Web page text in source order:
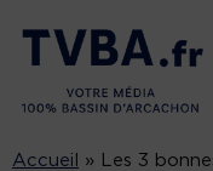
Accueil » Les 3